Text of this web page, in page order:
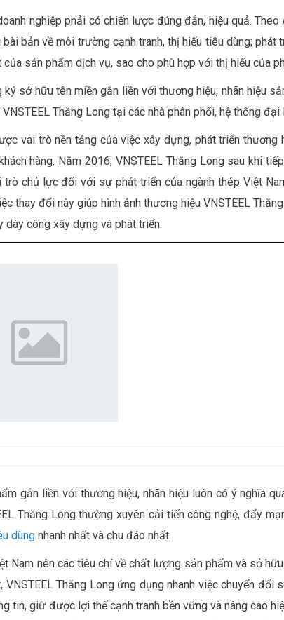
nghiệp phải có chiến lược đúng đắn, hiệu quả. Theo
bản về môi trường cạnh tranh, thị hiếu tiêu dùng; phát
sản phẩm dịch vụ, sao cho phù hợp với thị hiếu của
sở hữu tên miền gắn liền với thương hiệu, nhãn hiệu
Thăng Long tại các nhà phân phối, hệ thống đại
vai trò nền tảng của việc xây dựng, phát triển thương
hàng. Năm 2016, VNSTEEL Thăng Long sau khi
chủ lực đối với sự phát triển của ngành thép Việt
thay đổi này giúp hình ảnh thương hiệu VNSTEEL
công xây dựng và phát triển.
gắn liền với thương hiệu, nhãn hiệu luôn có ý nghĩa
Thăng Long thường xuyên cải tiến công nghệ, đẩy
dùng nhanh nhất và chu đáo nhất.
Nam nên các tiêu chí về chất lượng sản phẩm và sở
Thăng Long ứng dụng nhanh việc chuyển đổi
tin, giữ được lợi thế cạnh tranh bền vững và nâng cao